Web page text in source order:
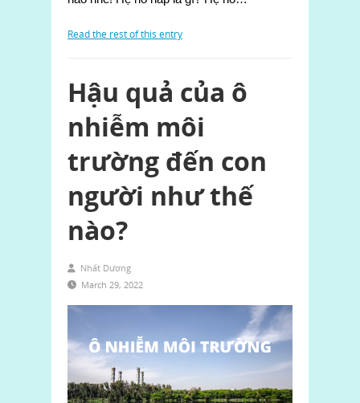
Read the rest of this entry
Hậu quả của ô
nhiễm môi
trường đến con
người như thế
nào?
Nhất Dương
March 29, 2022